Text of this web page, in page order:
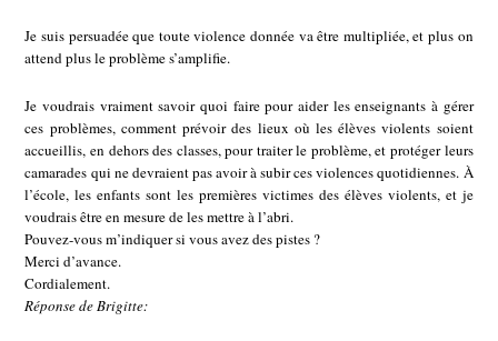
Je suis persuadée que toute violence donnée va être multipliée, et plus on
attend plus le problème s’amplifie.
Je voudrais vraiment savoir quoi faire pour aider les enseignants à gérer
ces problèmes, comment prévoir des lieux où les élèves violents soient
accueillis, en dehors des classes, pour traiter le problème, et protéger leurs
camarades qui ne devraient pas avoir à subir ces violences quotidiennes. À
l’école, les enfants sont les premières victimes des élèves violents, et je
voudrais être en mesure de les mettre à l’abri.
Pouvez-vous m’indiquer si vous avez des pistes ?
Merci d’avance.
Cordialement.
Réponse de Brigitte: